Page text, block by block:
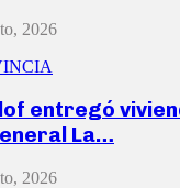
2026
entregó
La…
2026